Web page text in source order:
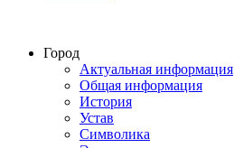
Город
Актуальная информация
Общая информация
История
Устав
Символика